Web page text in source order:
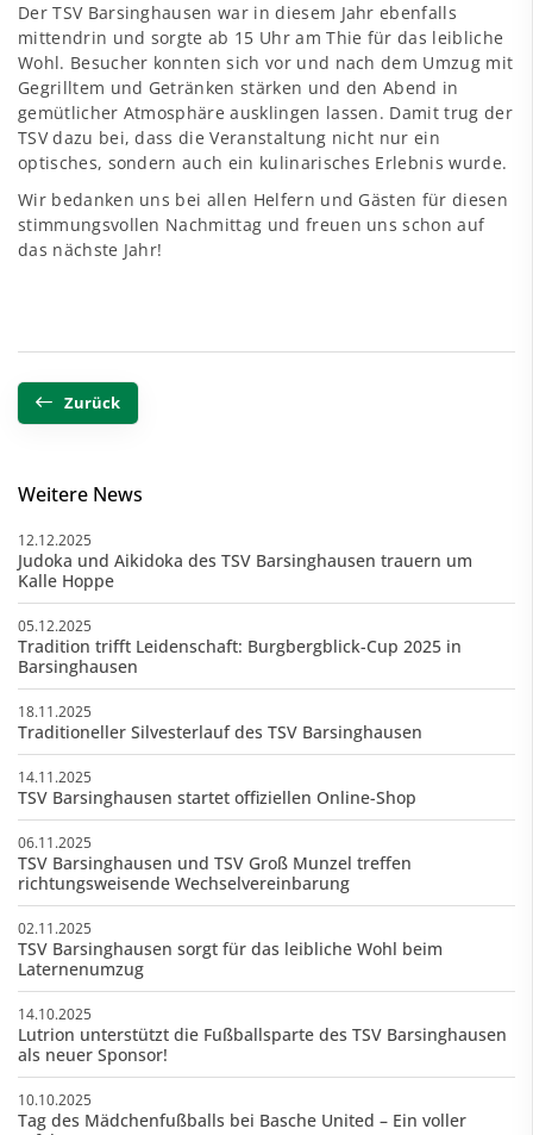
Der TSV Barsinghausen war in diesem Jahr ebenfalls
mittendrin und sorgte ab 15 Uhr am Thie für das leibliche
Wohl. Besucher konnten sich vor und nach dem Umzug mit
Gegrilltem und Getränken stärken und den Abend in
gemütlicher Atmosphäre ausklingen lassen. Damit trug der
TSV dazu bei, dass die Veranstaltung nicht nur ein
optisches, sondern auch ein kulinarisches Erlebnis wurde.
Wir bedanken uns bei allen Helfern und Gästen für diesen
stimmungsvollen Nachmittag und freuen uns schon auf
das nächste Jahr!
Zurück
Weitere News
12.12.2025
Judoka und Aikidoka des TSV Barsinghausen trauern um
Kalle Hoppe
05.12.2025
Tradition trifft Leidenschaft: Burgbergblick-Cup 2025 in
Barsinghausen
18.11.2025
Traditioneller Silvesterlauf des TSV Barsinghausen
14.11.2025
TSV Barsinghausen startet offiziellen Online-Shop
06.11.2025
TSV Barsinghausen und TSV Groß Munzel treffen
richtungsweisende Wechselvereinbarung
02.11.2025
TSV Barsinghausen sorgt für das leibliche Wohl beim
Laternenumzug
14.10.2025
Lutrion unterstützt die Fußballsparte des TSV Barsinghausen
als neuer Sponsor!
10.10.2025
Tag des Mädchenfußballs bei Basche United – Ein voller